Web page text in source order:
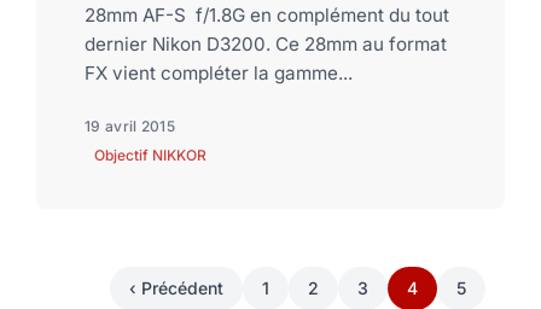
28mm AF-S f/1.8G en complément du tout
dernier Nikon D3200. Ce 28mm au format
FX vient compléter la gamme...
19 avril 2015
Objectif NIKKOR
‹ Précédent 1 2 3 4 5